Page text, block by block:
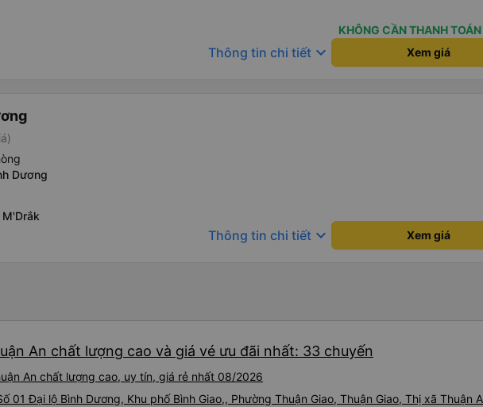
KHÔNG CẦN THANH
Thông tin chi tiết keyboard_arrow_down Xem giá
Dương
M'Drắk
Thông tin chi tiết keyboard_arrow_down Xem giá
An chất lượng cao và giá vé ưu đãi nhất: 33 chuyến
An chất lượng cao, uy tín, giá rẻ nhất 08/2026
01 Đại lộ Bình Dương, Khu phố Bình Giao,, Phường Thuận Giao, Thuận Giao, Thị xã Thuận